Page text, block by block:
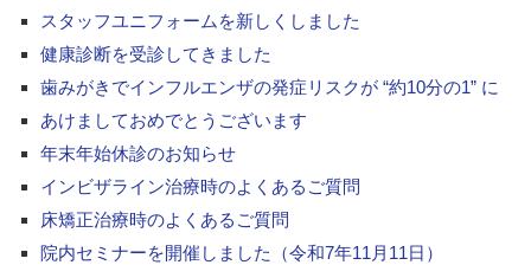
スタッフユニフォームを新しくしました
健康診断を受診してきました
歯みがきでインフルエンザの発症リスクが “約10分の1” に
あけましておめでとうございます
年末年始休診のお知らせ
インビザライン治療時のよくあるご質問
床矯正治療時のよくあるご質問
院内セミナーを開催しました（令和7年11月11日）